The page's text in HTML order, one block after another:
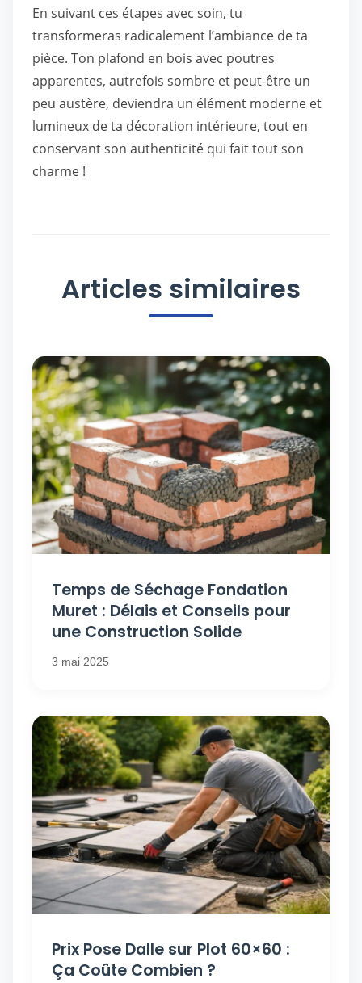
En suivant ces étapes avec soin, tu
transformeras radicalement l’ambiance de ta
pièce. Ton plafond en bois avec poutres
apparentes, autrefois sombre et peut-être un
peu austère, deviendra un élément moderne et
lumineux de ta décoration intérieure, tout en
conservant son authenticité qui fait tout son
charme !
Articles similaires
Temps de Séchage Fondation
Muret : Délais et Conseils pour
une Construction Solide
3 mai 2025
Prix Pose Dalle sur Plot 60×60 :
Ça Coûte Combien ?